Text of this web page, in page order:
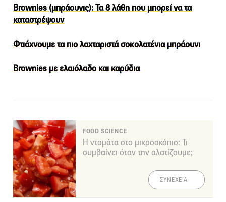
Brownies (μπράουνις): Τα 8 λάθη που μπορεί να τα
καταστρέψουν
Φτιάχνουμε τα πιο λαχταριστά σοκολατένια μπράουνι
Brownies με ελαιόλαδο και καρύδια
FOOD SCIENCE
Η ντομάτα στο μικροσκόπιο: Τι
συμβαίνει όταν την αλατίζουμε;
ΣΥΝΕΧΕΙΑ